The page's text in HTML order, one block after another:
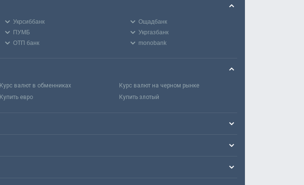
Укрсиббанк
Ощадбанк
ПУМБ
Укргазбанк
ОТП банк monobank
Курс валют в обменниках
Курс валют на черном рынке
Купить евро Купить злотый